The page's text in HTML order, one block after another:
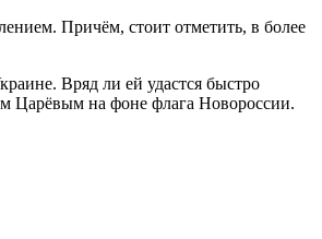
Причём, стоит отметить, в более
Вряд ли ей удастся быстро
Царёвым на фоне флага Новороссии.